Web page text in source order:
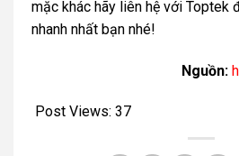
mặc khác hãy liên hệ với Toptek
nhanh nhất bạn nhé!
Nguồn:
Post Views: 37